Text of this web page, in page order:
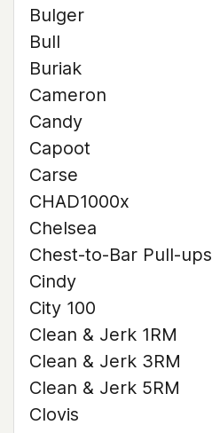
Bulger
Bull
Buriak
Cameron
Candy
Capoot
Carse
CHAD1000x
Chelsea
Chest-to-Bar Pull-ups
Cindy
City 100
Clean & Jerk 1RM
Clean & Jerk 3RM
Clean & Jerk 5RM
Clovis